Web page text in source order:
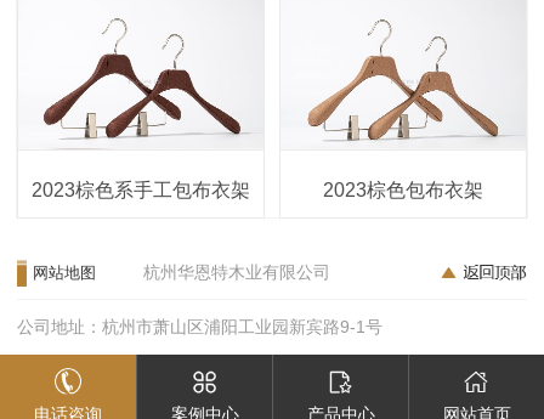
2023棕色系手工包布衣架 2023棕色包布衣架
网站地图 杭州华恩特木业有限公司
公司地址：杭州市萧山区浦阳工业园新宾路9-1号
电话咨询 案例中心 产品中心 网站首页